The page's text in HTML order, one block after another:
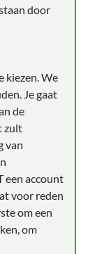
door
kiezen. We
Je gaat
de
zult
van
een account
voor reden
om een
om